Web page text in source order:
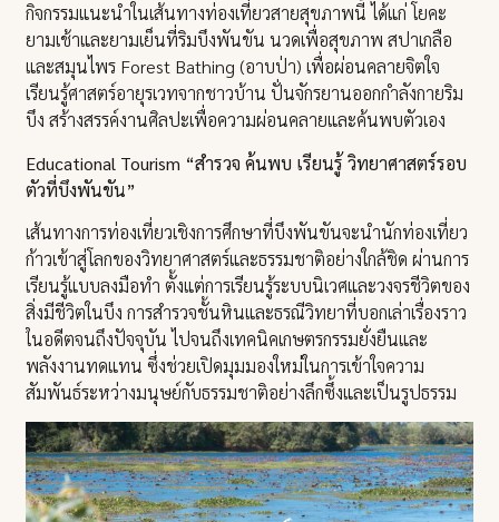
กิจกรรมแนะนำในเส้นทางท่องเที่ยวสายสุขภาพนี้ ได้แก่ โยคะ
ยามเช้าและยามเย็นที่ริมบึงพันขัน นวดเพื่อสุขภาพ สปาเกลือ
และสมุนไพร Forest Bathing (อาบป่า) เพื่อผ่อนคลายจิตใจ
เรียนรู้ศาสตร์อายุรเวทจากชาวบ้าน ปั่นจักรยานออกกำลังกายริม
บึง สร้างสรรค์งานศิลปะเพื่อความผ่อนคลายและค้นพบตัวเอง
Educational Tourism “สำรวจ ค้นพบ เรียนรู้ วิทยาศาสตร์รอบ
ตัวที่บึงพันขัน”
เส้นทางการท่องเที่ยวเชิงการศึกษาที่บึงพันขันจะนำนักท่องเที่ยว
ก้าวเข้าสู่โลกของวิทยาศาสตร์และธรรมชาติอย่างใกล้ชิด ผ่านการ
เรียนรู้แบบลงมือทำ ตั้งแต่การเรียนรู้ระบบนิเวศและวงจรชีวิตของ
สิ่งมีชีวิตในบึง การสำรวจชั้นหินและธรณีวิทยาที่บอกเล่าเรื่องราว
ในอดีตจนถึงปัจจุบัน ไปจนถึงเทคนิคเกษตรกรรมยั่งยืนและ
พลังงานทดแทน ซึ่งช่วยเปิดมุมมองใหม่ในการเข้าใจความ
สัมพันธ์ระหว่างมนุษย์กับธรรมชาติอย่างลึกซึ้งและเป็นรูปธรรม